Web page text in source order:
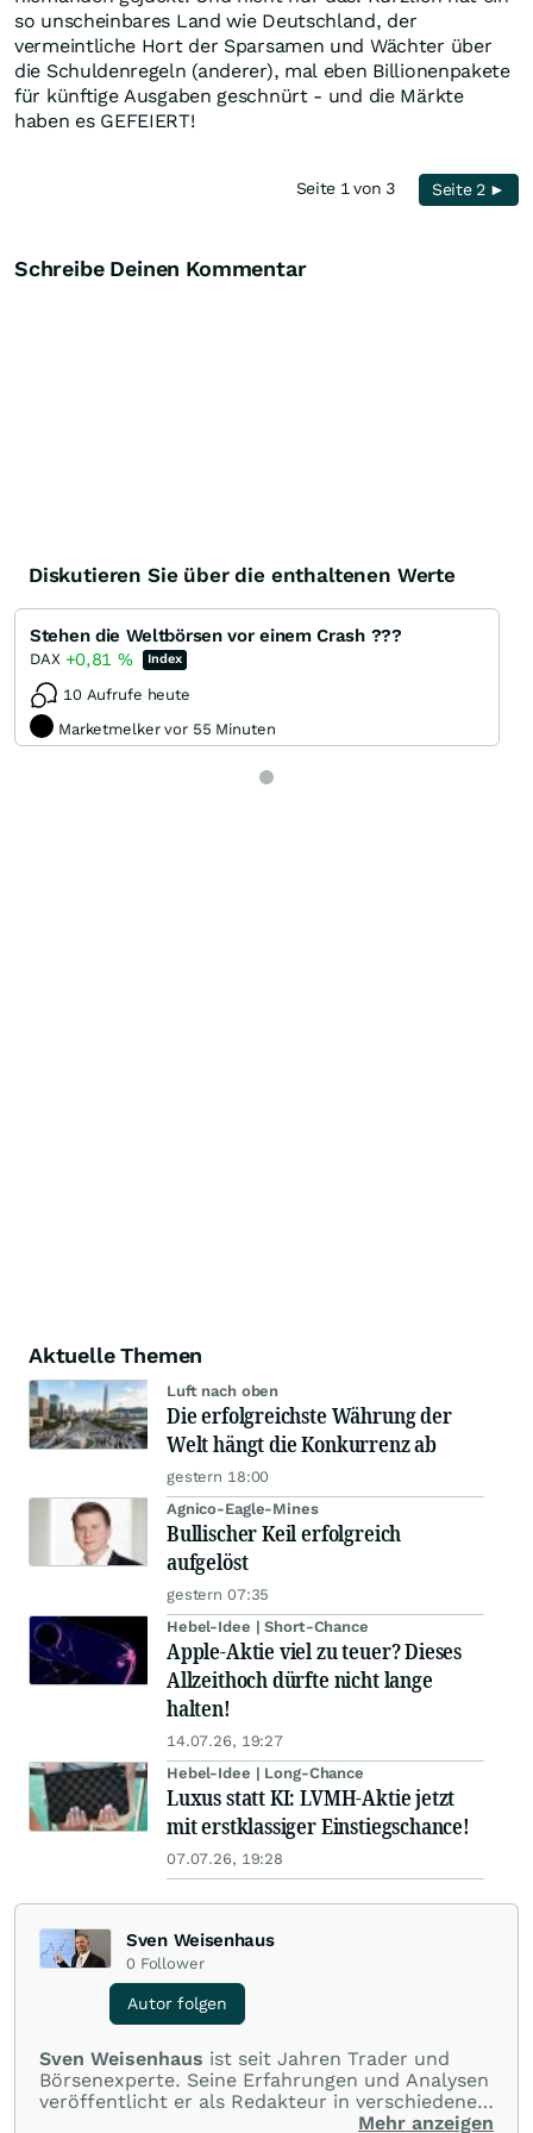
so unscheinbares Land wie Deutschland, der
vermeintliche Hort der Sparsamen und Wächter über
die Schuldenregeln (anderer), mal eben Billionenpakete
für künftige Ausgaben geschnürt - und die Märkte
haben es GEFEIERT!
Seite 1 von 3 Seite 2 ►
Schreibe Deinen Kommentar
Diskutieren Sie über die enthaltenen Werte
Stehen die Weltbörsen vor einem Crash ???
DAX +0,81 % Index
10 Aufrufe heute
Marketmelker vor 55 Minuten
Aktuelle Themen
Luft nach oben
Die erfolgreichste Währung der
Welt hängt die Konkurrenz ab
gestern 18:00
Agnico-Eagle-Mines
Bullischer Keil erfolgreich
aufgelöst
gestern 07:35
Hebel-Idee | Short-Chance
Apple-Aktie viel zu teuer? Dieses
Allzeithoch dürfte nicht lange
halten!
14.07.26, 19:27
Hebel-Idee | Long-Chance
Luxus statt KI: LVMH-Aktie jetzt
mit erstklassiger Einstiegschance!
07.07.26, 19:28
Sven Weisenhaus
0 Follower
Autor folgen
Sven Weisenhaus ist seit Jahren Trader und
Börsenexperte. Seine Erfahrungen und Analysen
veröffentlicht er als Redakteur in verschiedenen
Börsenpublikationen. Unter anderemMehr anzeigen